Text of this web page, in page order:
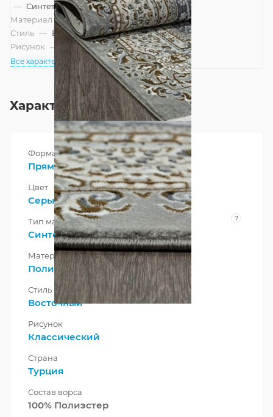
— Синтетический
Материал — Полиэстер
Стиль — Восточный
Рисунок — Классический
Все характеристики
Характеристики
Форма
Прямоугольник
Цвет
Серый
Тип материала ?
Синтетический
Материал
Полиэстер
Стиль
Восточный
Рисунок
Классический
Страна
Турция
Состав ворса
100% Полиэстер